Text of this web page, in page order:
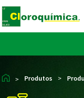
> Produtos >